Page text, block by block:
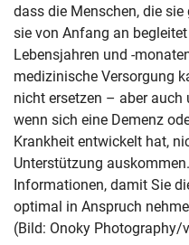
dass die Menschen, die
sie von Anfang an
Lebensjahren und -
medizinische Versorgung
nicht ersetzen – aber auch
wenn sich eine Demenz
Krankheit entwickelt hat,
Unterstützung
Informationen, damit Sie
optimal in Anspruch
(Bild: Onoky Photography/